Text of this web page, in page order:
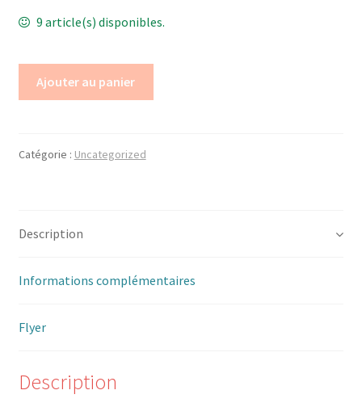
Trouver mon attestation
9 article(s) disponibles.
Ajouter au panier
Catégorie : Uncategorized
Description
Informations complémentaires
Flyer
Description